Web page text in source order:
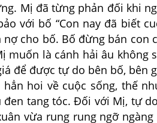
Mị đã từng phản đối khi
với bố “Con nay đã biết
cho bố. Bố đừng bán con
muốn là cánh hải âu không
để được tự do bên bố, bên
hoi về cuộc sống, thế
tang tóc. Đối với Mị, tự
vừa rung rung ngỡ